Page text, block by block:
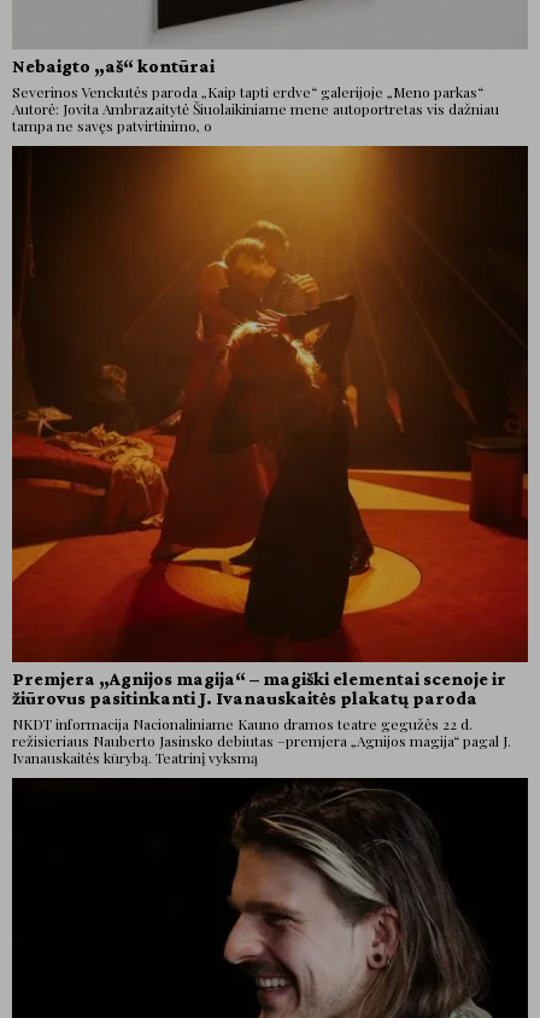
Nebaigto „aš“ kontūrai
Severinos Venckutės paroda „Kaip tapti erdve“ galerijoje „Meno parkas“
Autorė: Jovita Ambrazaitytė Šiuolaikiniame mene autoportretas vis dažniau
tampa ne savęs patvirtinimo, o
Premjera „Agnijos magija“ – magiški elementai scenoje ir
žiūrovus pasitinkanti J. Ivanauskaitės plakatų paroda
NKDT informacija Nacionaliniame Kauno dramos teatre gegužės 22 d.
režisieriaus Nauberto Jasinsko debiutas –premjera „Agnijos magija“ pagal J.
Ivanauskaitės kūrybą. Teatrinį vyksmą